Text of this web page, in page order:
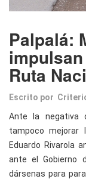
Palpalá:
Ruta
Escrito por
Ante la negativa
tampoco mejorar
Eduardo Rivarola
ante el Gobierno
dársenas para